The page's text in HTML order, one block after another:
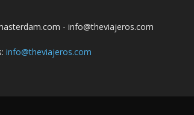
- info@theviajeros.com
info@theviajeros.com